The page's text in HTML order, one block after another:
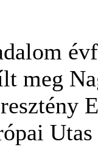
meg